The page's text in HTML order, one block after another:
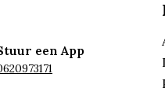
een App